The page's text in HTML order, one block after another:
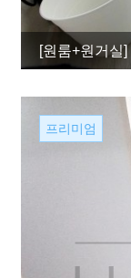
[원룸+원거실]
프리미엄